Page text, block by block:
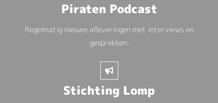
Piraten Podcast
Regelmatig nieuwe afleveringen met interviews en
gesprekken.
Stichting Lomp